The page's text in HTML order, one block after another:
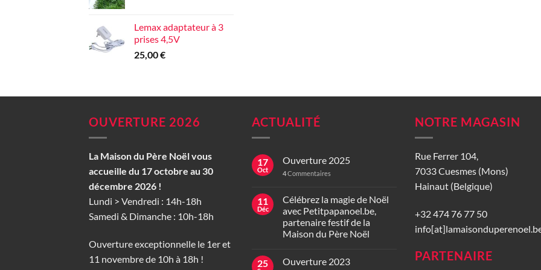
Lemax adaptateur à 3
prises 4,5V
25,00€
OUVERTURE 2026
La Maison du Père Noël vous
accueille du 17 octobre au 30
décembre 2026 !
Lundi > Vendredi : 14h-18h
Samedi & Dimanche : 10h-18h
Ouverture exceptionnelle le 1er et
11 novembre de 10h à 18h !
ACTUALITÉ
17
Oct
Ouverture 2025
4Commentaires
11
Déc
Célébrez la magie de Noël
avec Petitpapanoel.be,
partenaire festif de la
Maison du Père Noël
25 Ouverture 2023
NOTRE MAGASIN
Rue Ferrer 104,
7033 Cuesmes (Mons)
Hainaut (Belgique)
+32 474 76 77 50
PARTENAIRE